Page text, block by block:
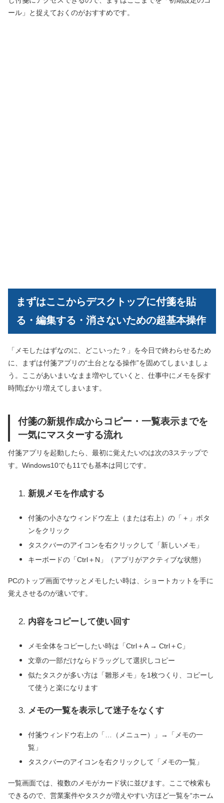
ール」と捉えておくのがおすすめです。
まずはここからデスクトップに付箋を貼
る・編集する・消さないための超基本操作
「メモしたはずなのに、どこいった？」を今日で終わらせるため
に、まずは付箋アプリの“土台となる操作”を固めてしまいましょ
う。ここがあいまいなまま増やしていくと、仕事中にメモを探す
時間ばかり増えてしまいます。
付箋の新規作成からコピー・一覧表示までを
一気にマスターする流れ
付箋アプリを起動したら、最初に覚えたいのは次の3ステップで
す。Windows10でも11でも基本は同じです。
新規メモを作成する
付箋の小さなウィンドウ左上（または右上）の「＋」ボタ
ンをクリック
タスクバーのアイコンを右クリックして「新しいメモ」
キーボードの「Ctrl＋N」（アプリがアクティブな状態）
PCのトップ画面でサッとメモしたい時は、ショートカットを手に
覚えさせるのが速いです。
内容をコピーして使い回す
メモ全体をコピーしたい時は「Ctrl＋A → Ctrl＋C」
文章の一部だけならドラッグして選択しコピー
似たタスクが多い方は「雛形メモ」を1枚つくり、コピーし
て使うと楽になります
メモの一覧を表示して迷子をなくす
付箋ウィンドウ右上の「…（メニュー）」→「メモの一
覧」
タスクバーのアイコンを右クリックして「メモの一覧」
一覧画面では、複数のメモがカード状に並びます。ここで検索も
できるので、営業案件やタスクが増えやすい方ほど一覧を“ホーム